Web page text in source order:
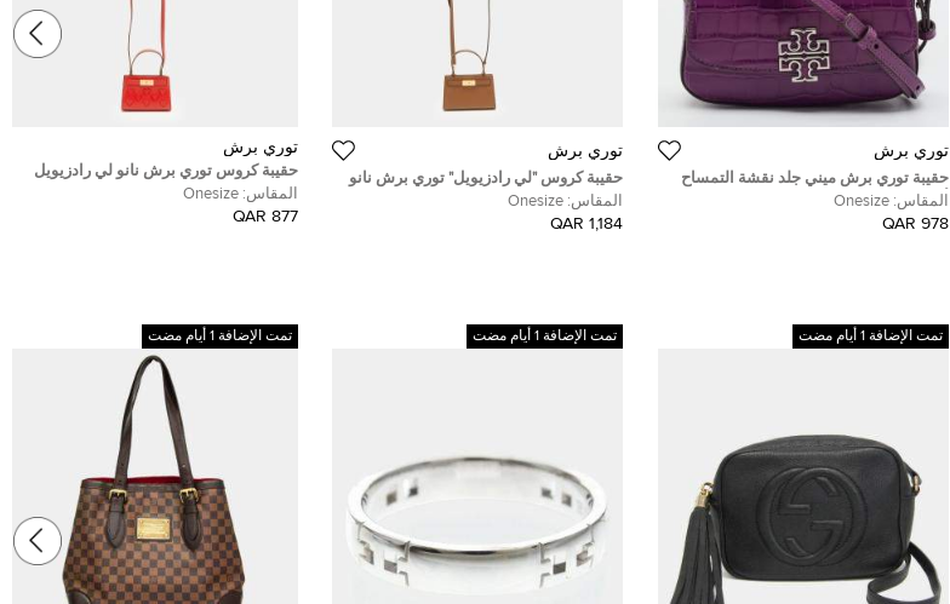
توري برش
حقيبة توري برش ميني جلد نقشة التمساح
أرجواني بيد علوية
المقاس: Onesize
978 QAR
توري برش
حقيبة كروس "لي رادزيويل" توري برش نانو
جلد بني
المقاس: Onesize
1,184 QAR
توري برش
حقيبة كروس توري برش نانو لي رادزيويل
جلد زرقاء فاتحة
المقاس: Onesize
877 QAR
تمت الإضافة 1 أيام مضت تمت الإضافة 1 أيام مضت تمت الإضافة 1 أيام مضت